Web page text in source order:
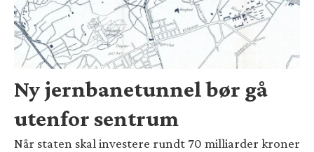
Ny jernbanetunnel bør gå
utenfor sentrum
Når staten skal investere rundt 70 milliarder kroner